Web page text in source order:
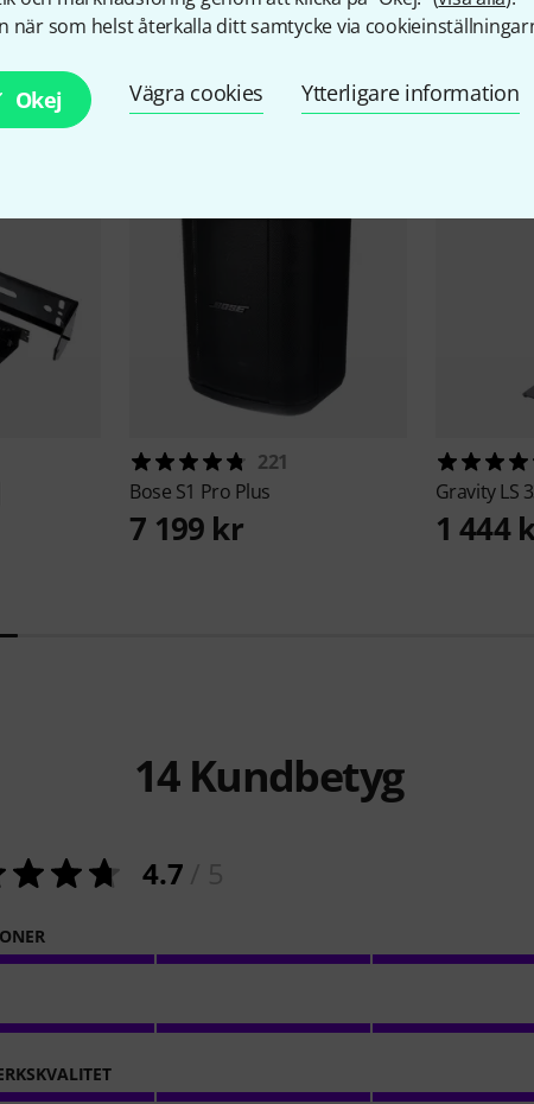
när som helst återkalla ditt samtycke via
Okej Vägra cookies Ytterligare information
& matchande
221
Bose S1 Pro Plus
7 199 kr
GravityLS
1 444
14Kundbetyg
4.7